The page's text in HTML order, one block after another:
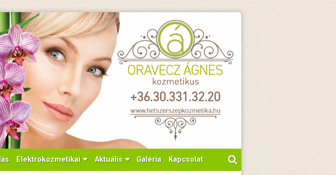
Elektrokozmetikai Aktuális Galéria Kapcsolat